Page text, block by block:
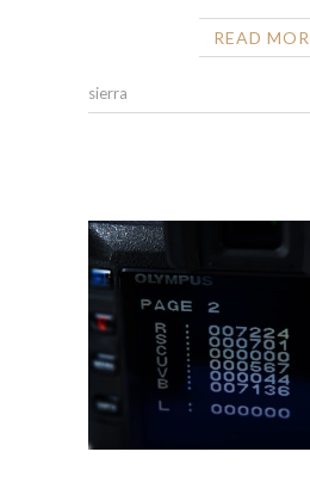
READ
sierra